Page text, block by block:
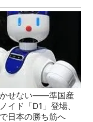
せない――準国産
イド「D1」登場、
日本の勝ち筋へ